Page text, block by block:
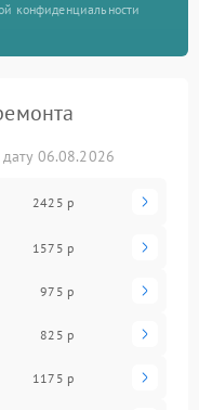
конфиденциальности
06.08.2026
2425 р
1575 р
975 р
825 р
1175 р